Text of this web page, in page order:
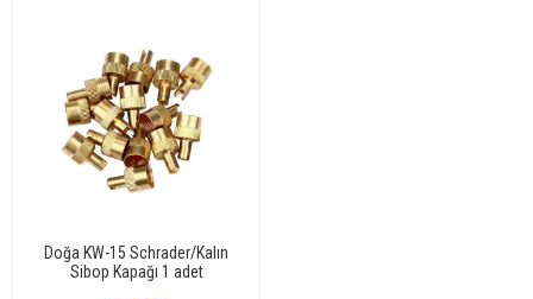
Doğa KW-15 Schrader/Kalın
Sibop Kapağı 1 adet